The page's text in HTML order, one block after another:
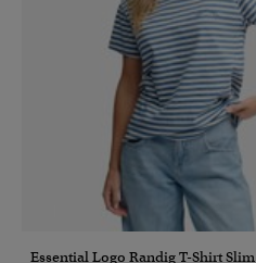
Essential Logo Randig T-Shirt Slim